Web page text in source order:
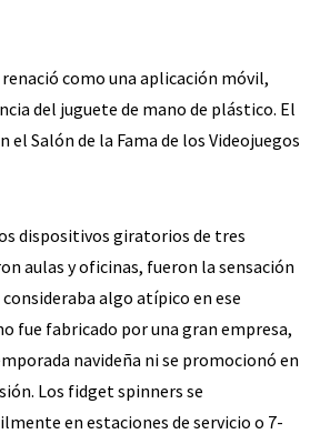
como una aplicación móvil,
del juguete de mano de plástico. El
el Salón de la Fama de los Videojuegos
dispositivos giratorios de tres
aulas y oficinas, fueron la sensación
consideraba algo atípico en ese
fue fabricado por una gran empresa,
navideña ni se promocionó en
Los fidget spinners se
en estaciones de servicio o 7-